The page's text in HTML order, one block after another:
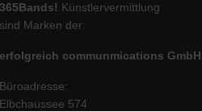
365Bands! Künstlervermittlung
sind Marken der:
erfolgreich communmications GmbH
Büroadresse:
Elbchaussee 574